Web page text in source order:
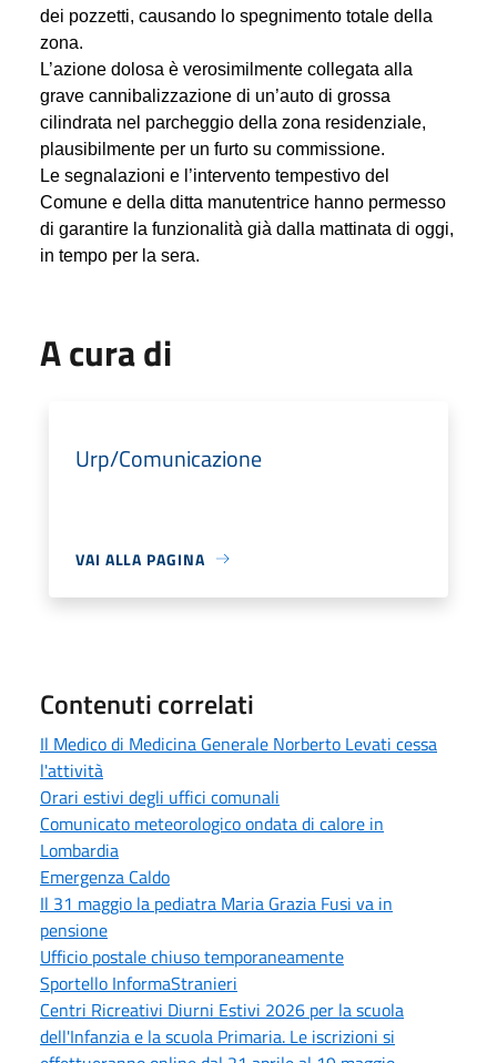
dei pozzetti, causando lo spegnimento totale della
zona.
L’azione dolosa è verosimilmente collegata alla
grave cannibalizzazione di un’auto di grossa
cilindrata nel parcheggio della zona residenziale,
plausibilmente per un furto su commissione.
Le segnalazioni e l’intervento tempestivo del
Comune e della ditta manutentrice hanno permesso
di garantire la funzionalità già dalla mattinata di oggi,
in tempo per la sera.
A cura di
Urp/Comunicazione
VAI ALLA PAGINA
Contenuti correlati
Il Medico di Medicina Generale Norberto Levati cessa
l'attività
Orari estivi degli uffici comunali
Comunicato meteorologico ondata di calore in
Lombardia
Emergenza Caldo
Il 31 maggio la pediatra Maria Grazia Fusi va in
pensione
Ufficio postale chiuso temporaneamente
Sportello InformaStranieri
Centri Ricreativi Diurni Estivi 2026 per la scuola
dell'Infanzia e la scuola Primaria. Le iscrizioni si